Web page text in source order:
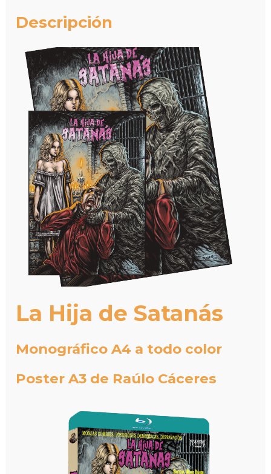
Descripción
La Hija de Satanás
Monográfico A4 a todo color
Poster A3 de Raúlo Cáceres